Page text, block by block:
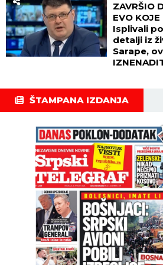
ZAVRŠIO
EVO
Isplivali
detalji iz
Sarape,
ŠTAMPANA IZDANJA